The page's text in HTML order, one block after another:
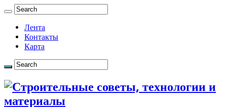
Лента
Контакты
Карта